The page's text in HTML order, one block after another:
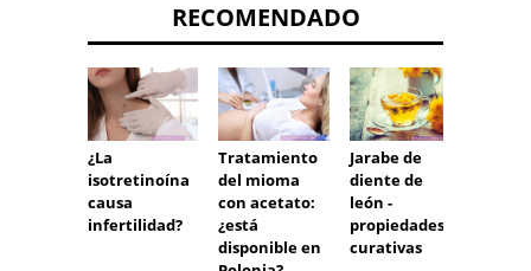
RECOMENDADO
¿La
isotretinoína
causa
infertilidad?
Tratamiento
del mioma
con acetato:
¿está
disponible en
Jarabe de
diente de
león -
propiedades
curativas